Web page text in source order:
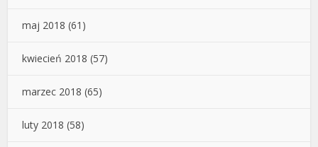
maj 2018 (61)
kwiecień 2018 (57)
marzec 2018 (65)
luty 2018 (58)